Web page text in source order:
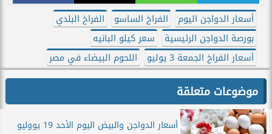
أسعار الدواجن اليوم الفراخ الساسو
الفراخ البلدي
بورصة الدواجن الرئيسية
سعر كيلو البانيه
أسعار الفراخ الجمعة 3 يوليو
اللحوم البيضاء في مصر
موضوعات متعلقة
أسعار الدواجن والبيض اليوم الأحد 19 يووليو